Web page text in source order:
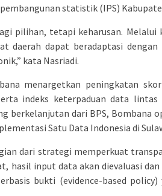
statistik (IPS)
pilihan, tetapi keharusan. Melalui
daerah dapat beradaptasi
kata Nasriadi.
menargetkan peningkatan
indeks keterpaduan data lintas
berkelanjutan dari BPS, Bombana
Satu Data Indonesia di
dari strategi memperkuat
hasil input data akan dievaluasi dan
bukti (evidence-based